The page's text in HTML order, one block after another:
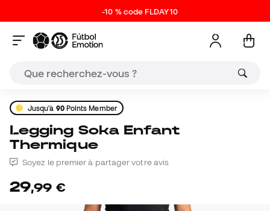
-10 % code FLDAY10
Jusqu'à 90Points Member
Legging Soka Enfant
Thermique
Soyez le premier à partager votre avis
29,99 €